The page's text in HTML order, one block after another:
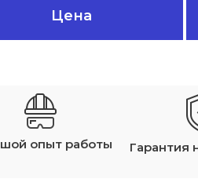
Цена
опыт работы Гарантия